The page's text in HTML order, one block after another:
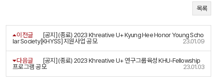
목록
이전글
[공지] (종료) 2023 Khreative U+ Kyung Hee Honor Young Scho
lar Society[KHYSS] 지원사업 공모
23.01.09
다음글
[공지] (종료) 2023 Khreative U+ 연구그룹육성 KHU-Fellowship
프로그램 공모
23.01.03